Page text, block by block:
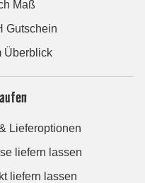
Maß
Gutschein
Überblick
Lieferoptionen
liefern lassen
liefern lassen